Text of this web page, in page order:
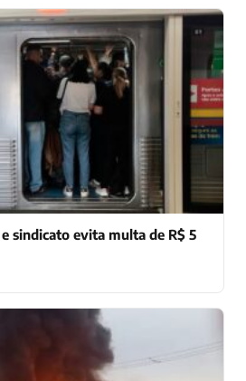
sindicato evita multa de R$ 5